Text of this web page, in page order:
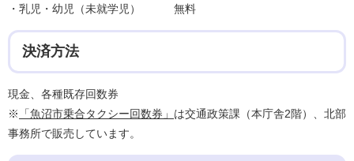
・乳児・幼児（未就学児） 無料
決済方法
現金、各種既存回数券
※
「魚沼市乗合タクシー回数券」 は交通政策課（本庁舎2階）、北部
事務所で販売しています。